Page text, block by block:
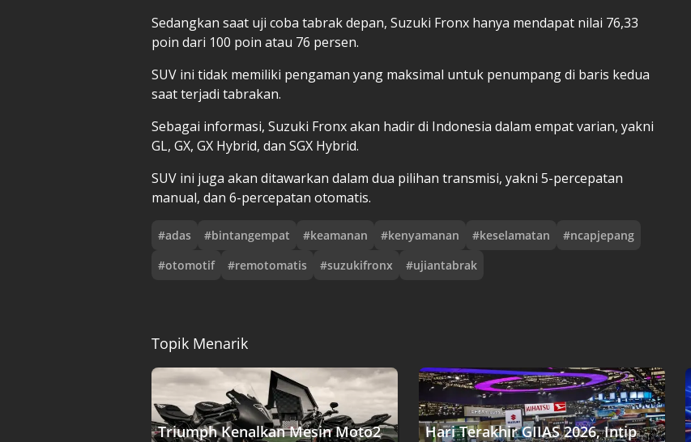
Sedangkan saat uji coba tabrak depan, Suzuki Fronx hanya mendapat nilai 76,33
poin dari 100 poin atau 76 persen.
SUV ini tidak memiliki pengaman yang maksimal untuk penumpang di baris kedua
saat terjadi tabrakan.
Sebagai informasi, Suzuki Fronx akan hadir di Indonesia dalam empat varian, yakni
GL, GX, GX Hybrid, dan SGX Hybrid.
SUV ini juga akan ditawarkan dalam dua pilihan transmisi, yakni 5-percepatan
manual, dan 6-percepatan otomatis.
#adas #bintangempat #keamanan #kenyamanan #keselamatan #ncapjepang
#otomotif #remotomatis #suzukifronx #ujiantabrak
Topik Menarik
Triumph Kenalkan Mesin Moto2
Hari Terakhir GIIAS 2026, Intip